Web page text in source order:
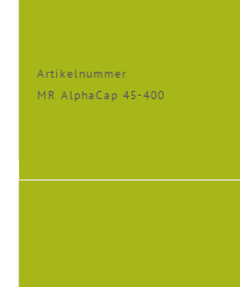
Artikelnummer
MR AlphaCap 45-400